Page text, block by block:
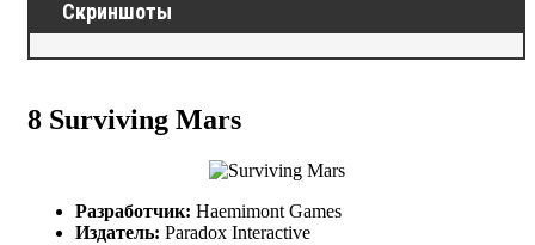
Скриншоты
8 Surviving Mars
Разработчик: Haemimont Games
Издатель: Paradox Interactive